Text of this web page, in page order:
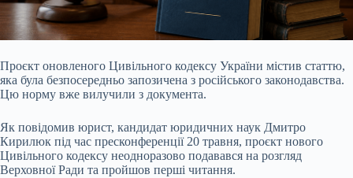
Проєкт оновленого Цивільного кодексу України містив статтю,
яка була безпосередньо запозичена з російського законодавства.
Цю норму вже вилучили з документа.
Як повідомив юрист, кандидат юридичних наук Дмитро
Кирилюк під час пресконференції 20 травня, проєкт нового
Цивільного кодексу неодноразово подавався на розгляд
Верховної Ради та пройшов перші читання.